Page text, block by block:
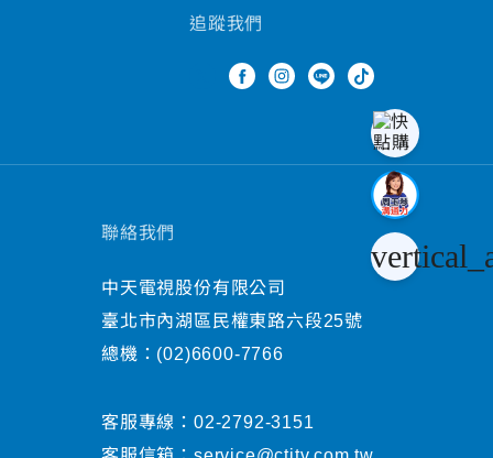
追蹤我們
聯絡我們
中天電視股份有限公司
臺北市內湖區民權東路六段25號
總機： (02)6600-7766
客服專線： 02-2792-3151